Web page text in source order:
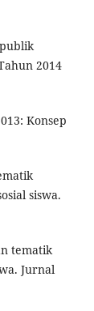
2014
Konsep
siswa.
tematik
Jurnal